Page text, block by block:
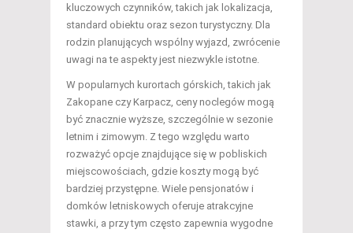
kluczowych czynników, takich jak lokalizacja,
standard obiektu oraz sezon turystyczny. Dla
rodzin planujących wspólny wyjazd, zwrócenie
uwagi na te aspekty jest niezwykle istotne.
W popularnych kurortach górskich, takich jak
Zakopane czy Karpacz, ceny noclegów mogą
być znacznie wyższe, szczególnie w sezonie
letnim i zimowym. Z tego względu warto
rozważyć opcje znajdujące się w pobliskich
miejscowościach, gdzie koszty mogą być
bardziej przystępne. Wiele pensjonatów i
domków letniskowych oferuje atrakcyjne
stawki, a przy tym często zapewnia wygodne